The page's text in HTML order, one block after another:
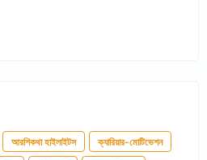
আরশিকথা হাইলাইটস ক্যারিয়ার-মোটিভেশন